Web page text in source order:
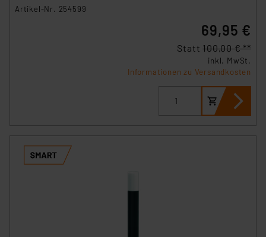
Artikel-Nr. 254599
69,95 €
Statt100,00 € **
inkl. MwSt.
Informationen zu Versandkosten